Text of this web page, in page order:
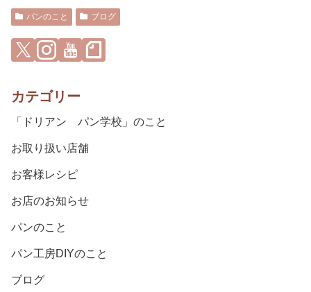
パンのこと ブログ
カテゴリー
「ドリアン パン学校」のこと
お取り扱い店舗
お客様レシピ
お店のお知らせ
パンのこと
パン工房DIYのこと
ブログ